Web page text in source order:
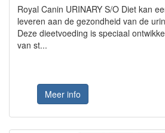
Royal Canin URINARY S/O Diet kan
leveren aan de gezondheid van de
Deze dieetvoeding is speciaal
van st...
Meer info